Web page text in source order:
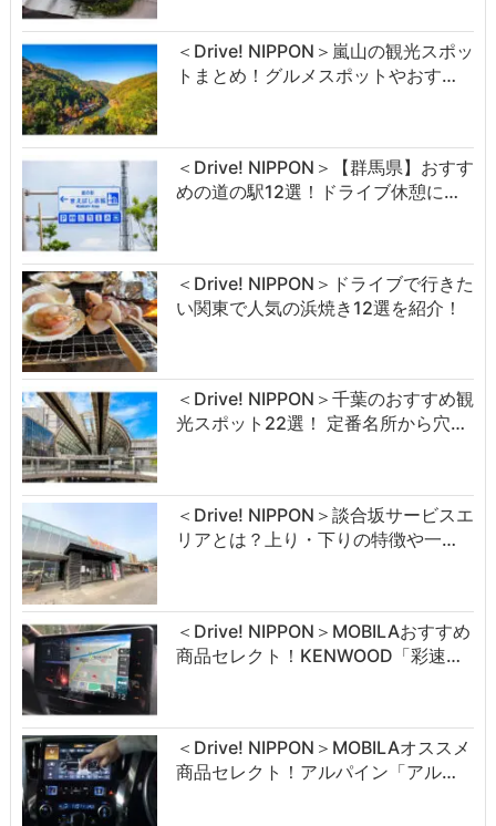
＜Drive! NIPPON＞嵐山の観光スポッ
トまとめ！グルメスポットやおす…
＜Drive! NIPPON＞【群馬県】おすす
めの道の駅12選！ドライブ休憩に…
＜Drive! NIPPON＞ドライブで行きた
い関東で人気の浜焼き12選を紹介！
＜Drive! NIPPON＞千葉のおすすめ観
光スポット22選！ 定番名所から穴…
＜Drive! NIPPON＞談合坂サービスエ
リアとは？上り・下りの特徴や一…
＜Drive! NIPPON＞MOBILAおすすめ
商品セレクト！KENWOOD「彩速…
＜Drive! NIPPON＞MOBILAオススメ
商品セレクト！アルパイン「アル…